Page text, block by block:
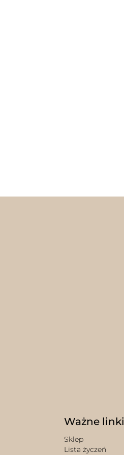
Ważne linki
Sklep
Lista życzeń